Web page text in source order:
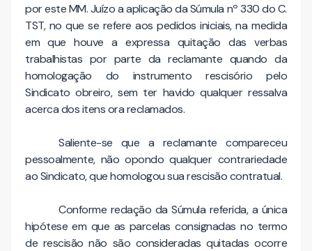
por este MM. Juízo a aplicação da Súmula nº 330 do C.
TST, no que se refere aos pedidos iniciais, na medida
em que houve a expressa quita­ção das verbas
trabalhistas por parte da reclamante quando da
homologação do instrumento rescisório pelo
Sindicato obreiro, sem ter havido qualquer ressalva
acerca dos itens ora reclamados.
Saliente-se que a reclamante compareceu
pessoalmente, não opondo qualquer contrariedade
ao Sindicato, que homologou sua rescisão contratual.
Conforme redação da Súmula referida, a única
hipótese em que as parcelas consignadas no termo
de rescisão não são consideradas quitadas ocorre